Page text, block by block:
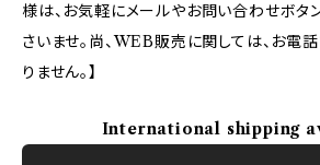
様は、お気軽にメールやお問い合わせボタ
さいませ。尚、WEB販売に関しては、お電
りません。】
International shipping